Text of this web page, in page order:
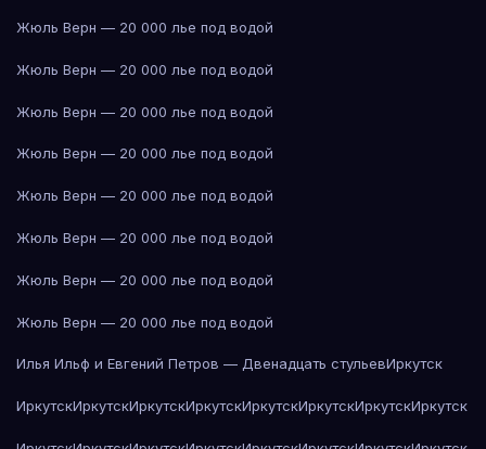
Жюль Верн — 20 000 лье под водой
Жюль Верн — 20 000 лье под водой
Жюль Верн — 20 000 лье под водой
Жюль Верн — 20 000 лье под водой
Жюль Верн — 20 000 лье под водой
Жюль Верн — 20 000 лье под водой
Жюль Верн — 20 000 лье под водой
Жюль Верн — 20 000 лье под водой
Илья Ильф и Евгений Петров — Двенадцать стульевИркутск
ИркутскИркутскИркутскИркутскИркутскИркутскИркутскИркутск